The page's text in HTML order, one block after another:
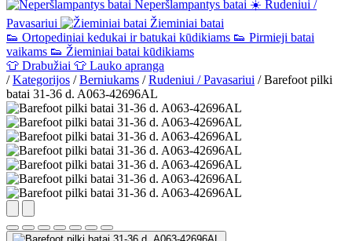
Neperšlampantys batai ☀️ Rudeniui /
Pavasariui
Žieminiai batai
👟 Ortopediniai kedukai ir batukai kūdikiams 👟 Pirmieji batai
vaikams 👟 Žieminiai batai kūdikiams
👕 Drabužiai 👕 Lauko apranga
/ Kategorijos / Berniukams / Rudeniui / Pavasariui / Barefoot pilki
batai 31-36 d. A063-42696AL